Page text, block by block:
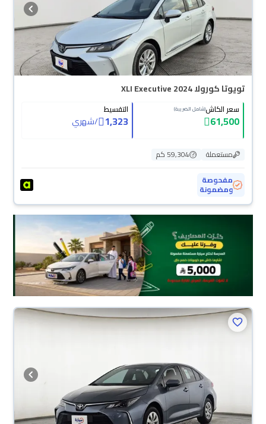
تويوتا كورولا XLI Executive 2024
سعر الكاش(شامل الضريبة)
61,500
التقسيط
1,323
/شهري
مستعملة
59,304 كم
مفحوصة
ومضمونة